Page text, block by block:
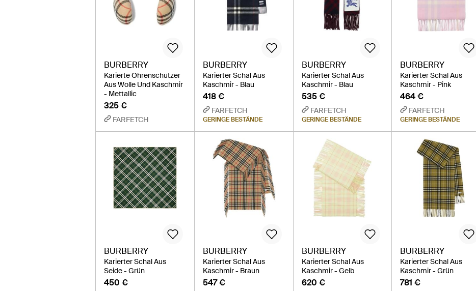
BURBERRY
Karierte Ohrenschützer
Aus Wolle Und Kaschmir
- Mettallic
325 €
FARFETCH
BURBERRY
Karierter Schal Aus
Kaschmir - Blau
418 €
FARFETCH
GERINGE BESTÄNDE
BURBERRY
Karierter Schal Aus
Kaschmir - Blau
535 €
FARFETCH
GERINGE BESTÄNDE
BURBERRY
Karierter Schal Aus
Kaschmir - Pink
464 €
FARFETCH
GERINGE BESTÄNDE
BURBERRY
Karierter Schal Aus
Seide - Grün
450 €
BURBERRY
Karierter Schal Aus
Kaschmir - Braun
547 €
BURBERRY
Karierter Schal Aus
Kaschmir - Gelb
620 €
BURBERRY
Karierter Schal Aus
Kaschmir - Grün
781 €